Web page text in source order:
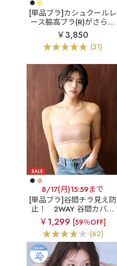
[単品ブラ]カシュクールレ
ース脇高ブラ(R)がさらに
進化！柔らかなつけ心地
の美谷間ブラ
リフト カ
シュクールレース脇高ブ
￥3,850
(31)
8/17(月)15:59まで
[単品ブラ]谷間チラ見え防
止！
2WAY 谷間カバー
脇高 単品ブラジャー
￥1,299 [59％OFF]
(62)